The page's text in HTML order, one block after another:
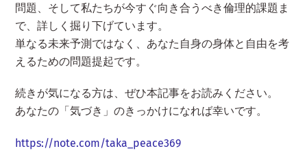
問題、そして私たちが今すぐ向き合うべき倫理的課題ま
で、詳しく掘り下げています。
単なる未来予測ではなく、あなた自身の身体と自由を考
えるための問題提起です。
続きが気になる方は、ぜひ本記事をお読みください。
あなたの「気づき」のきっかけになれば幸いです。
https://note.com/taka_peace369